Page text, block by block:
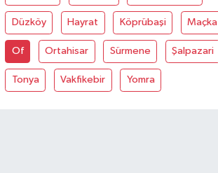
Düzköy Hayrat Köprübaşi Maçka
Of Ortahisar Sürmene Şalpazari
Tonya Vakfikebir Yomra